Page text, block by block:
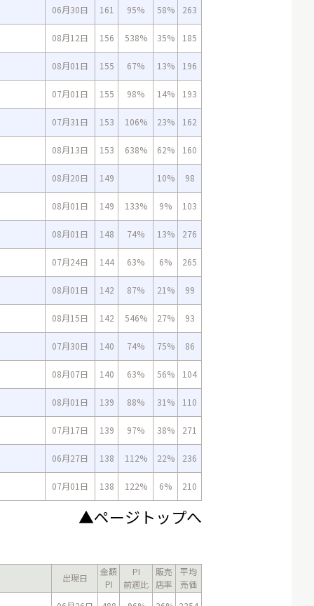
06月30日 161 95% 58% 263
08月12日 156 538% 35% 185
08月01日 155 67% 13% 196
07月01日 155 98% 14% 193
07月31日 153 106% 23% 162
08月13日 153 638% 62% 160
08月20日 149 10% 98
08月01日 149 133% 9% 103
08月01日 148 74% 13% 276
07月24日 144 63% 6% 265
08月01日 142 87% 21% 99
08月15日 142 546% 27% 93
07月30日 140 74% 75% 86
08月07日 140 63% 56% 104
08月01日 139 88% 31% 110
07月17日 139 97% 38% 271
06月27日 138 112% 22% 236
07月01日 138 122% 6% 210
▲ページトップへ
出現日
金額
PI
PI
前週比
販売
店率
平均
売価